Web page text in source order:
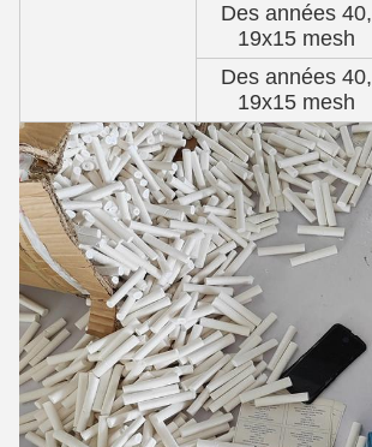
Des années 40,
19x15 mesh
Des années 40,
19x15 mesh